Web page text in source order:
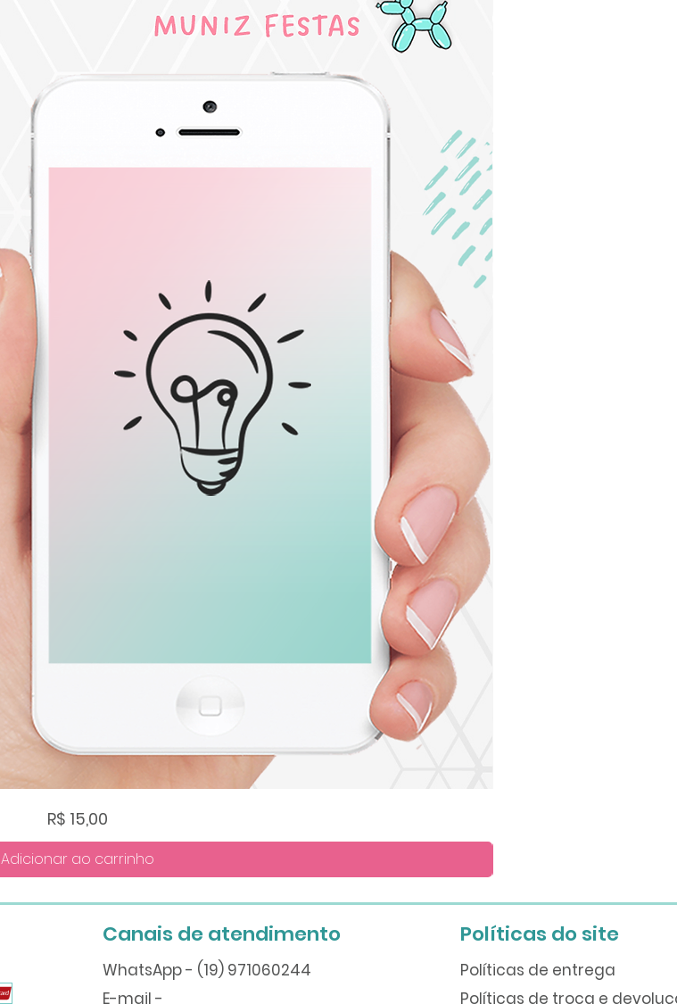
Visualização rápida
Preço
R$ 15,00
Adicionar ao carrinho
Canais de atendimento
WhatsApp - (19) 971060244
E-mail -
Políticas do site
Políticas de entrega
Políticas de troca e